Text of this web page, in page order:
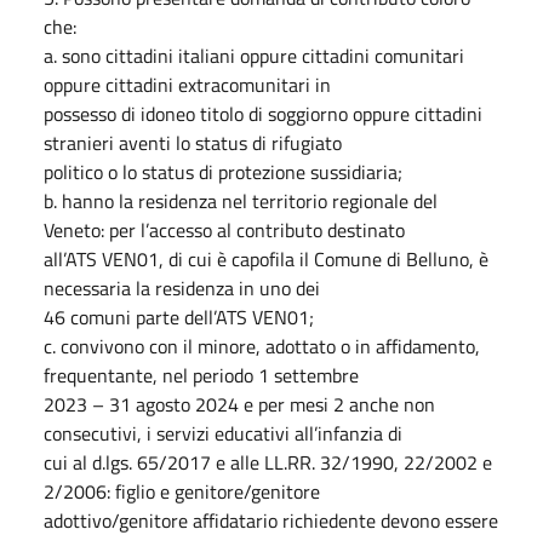
che:
a.sono cittadini italiani oppure cittadini comunitari
oppure cittadini extracomunitari in
possesso di idoneo titolo di soggiorno oppure cittadini
stranieri aventi lo status di rifugiato
politico o lo status di protezione sussidiaria;
b. hanno la residenza nel territorio regionale del
Veneto: per l’accesso al contributo destinato
all’ATS VEN01, di cui è capofila il Comune di Belluno, è
necessaria la residenza in uno dei
46 comuni parte dell’ATS VEN01;
c.convivono con il minore, adottato o in affidamento,
frequentante, nel periodo 1 settembre
2023 – 31 agosto 2024 e per mesi 2 anche non
consecutivi, i servizi educativi all’infanzia di
cui al d.lgs. 65/2017 e alle LL.RR. 32/1990, 22/2002 e
2/2006: figlio e genitore/genitore
adottivo/genitore affidatario richiedente devono essere